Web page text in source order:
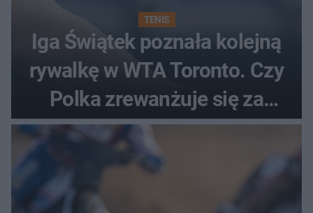
TENIS
Iga Świątek poznała kolejną
rywalkę w WTA Toronto. Czy
Polka zrewanżuje się za
ostatnią porażkę?